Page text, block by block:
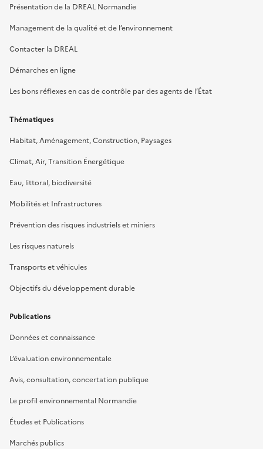
Présentation de la DREAL Normandie
Management de la qualité et de l’environnement
Contacter la DREAL
Démarches en ligne
Les bons réflexes en cas de contrôle par des agents de l’État
Thématiques
Habitat, Aménagement, Construction, Paysages
Climat, Air, Transition Énergétique
Eau, littoral, biodiversité
Mobilités et Infrastructures
Prévention des risques industriels et miniers
Les risques naturels
Transports et véhicules
Objectifs du développement durable
Publications
Données et connaissance
L’évaluation environnementale
Avis, consultation, concertation publique
Le profil environnemental Normandie
Études et Publications
Marchés publics